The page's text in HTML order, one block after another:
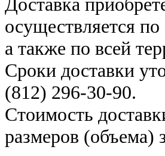
осуществляется
а также по всей
Сроки доставки
(812) 296-30-90.
Стоимость
размеров (объема)